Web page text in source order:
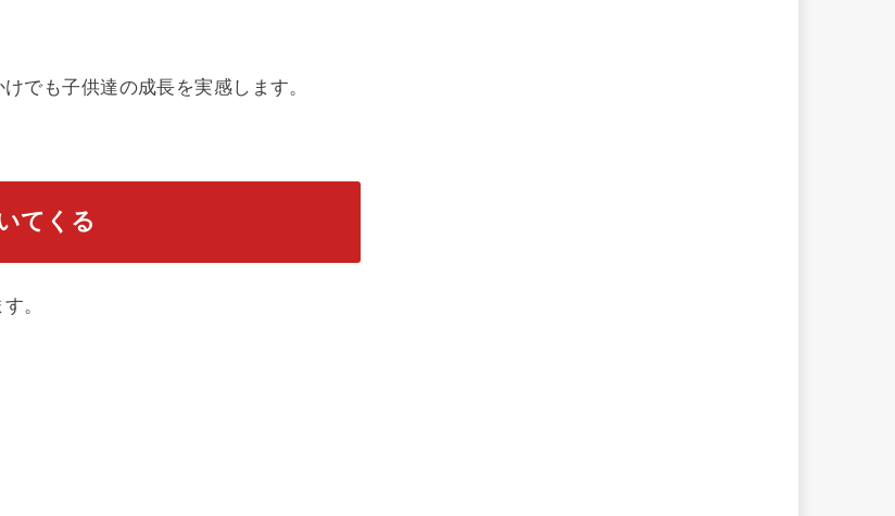
でも子供達の成長を実感します。
てくる
。